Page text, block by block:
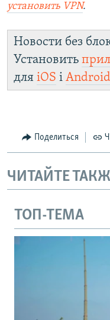
установить VPN.
Новости без
Установить
для iOS і Android
Поделиться
ЧИТАЙТЕ
ТОП-ТЕМА